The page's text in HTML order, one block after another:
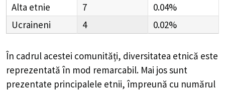
Alta etnie
7
0.04%
Ucraineni
4 0.02%
În cadrul acestei comunități, diversitatea etnică este
reprezentată în mod remarcabil. Mai jos sunt
prezentate principalele etnii, împreună cu numărul